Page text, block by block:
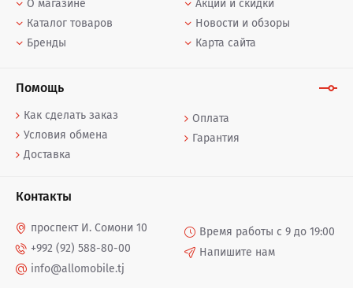
О магазине
Каталог товаров
Бренды
Акции и скидки
Новости и обзоры
Карта сайта
Помощь
Как сделать заказ
Условия обмена
Доставка
Оплата
Гарантия
Контакты
проспект И. Сомони 10
+992 (92) 588-80-00
info@allomobile.tj
Время работы с 9 до 19:00
Напишите нам